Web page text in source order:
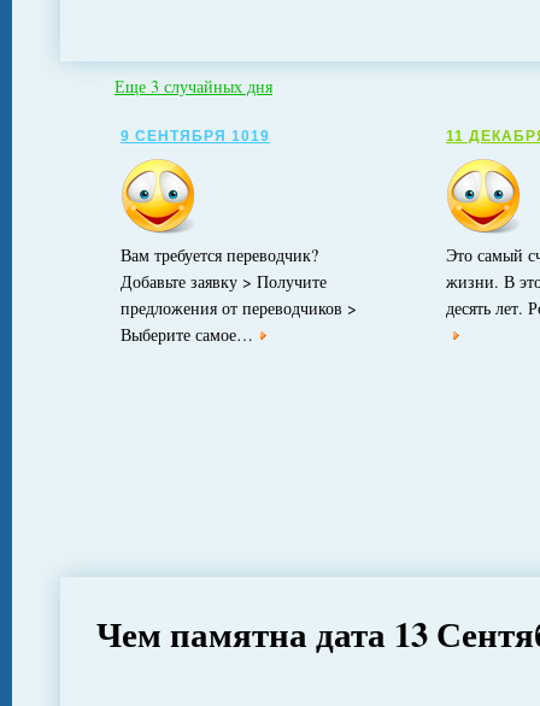
Еще 3 случайных дня
9 СЕНТЯБРЯ 1019
Вам требуется переводчик?
Добавьте заявку > Получите
предложения от переводчиков >
Выберите самое…
11
Это самый
жизни. В
десять лет.
Чем памятна дата 13